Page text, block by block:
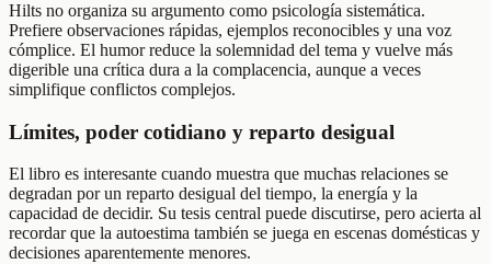
Hilts no organiza su argumento como psicología sistemática.
Prefiere observaciones rápidas, ejemplos reconocibles y una voz
cómplice. El humor reduce la solemnidad del tema y vuelve más
digerible una crítica dura a la complacencia, aunque a veces
simplifique conflictos complejos.
Límites, poder cotidiano y reparto desigual
El libro es interesante cuando muestra que muchas relaciones se
degradan por un reparto desigual del tiempo, la energía y la
capacidad de decidir. Su tesis central puede discutirse, pero acierta al
recordar que la autoestima también se juega en escenas domésticas y
decisiones aparentemente menores.